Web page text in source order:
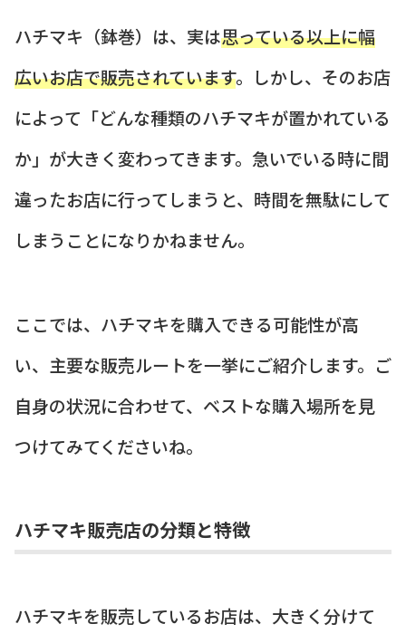
ハチマキ（鉢巻）は、実は思っている以上に幅
広いお店で販売されています。しかし、そのお店
によって「どんな種類のハチマキが置かれている
か」が大きく変わってきます。急いでいる時に間
違ったお店に行ってしまうと、時間を無駄にして
しまうことになりかねません。
ここでは、ハチマキを購入できる可能性が高
い、主要な販売ルートを一挙にご紹介します。ご
自身の状況に合わせて、ベストな購入場所を見
つけてみてくださいね。
ハチマキ販売店の分類と特徴
ハチマキを販売しているお店は、大きく分けて